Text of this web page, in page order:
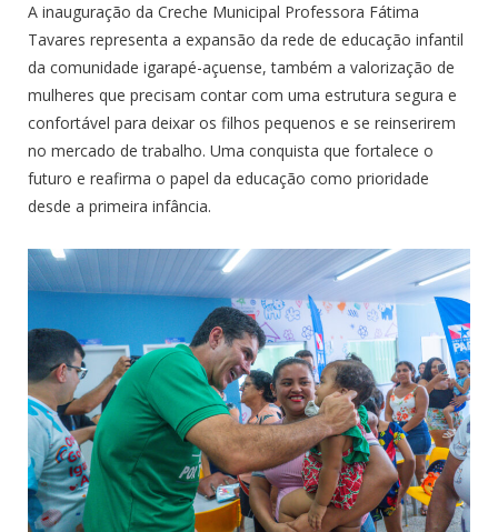
A inauguração da Creche Municipal Professora Fátima
Tavares representa a expansão da rede de educação infantil
da comunidade igarapé-açuense, também a valorização de
mulheres que precisam contar com uma estrutura segura e
confortável para deixar os filhos pequenos e se reinserirem
no mercado de trabalho. Uma conquista que fortalece o
futuro e reafirma o papel da educação como prioridade
desde a primeira infância.